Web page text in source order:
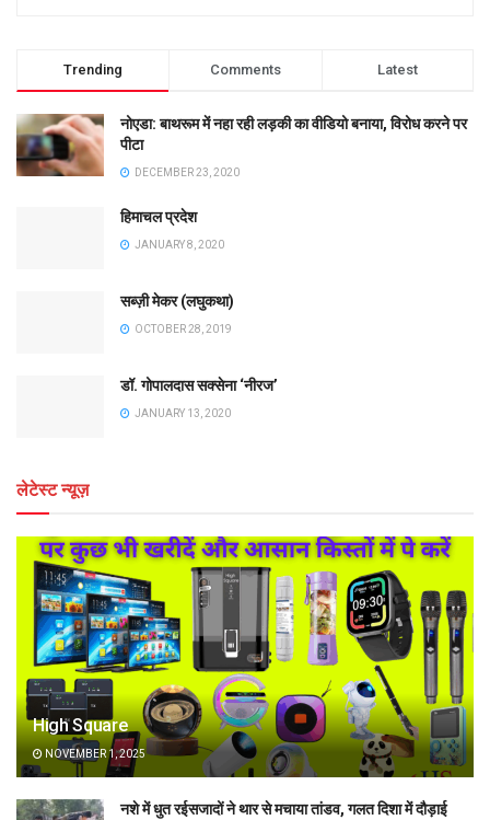
Trending Comments Latest
नोएडा: बाथरूम में नहा रही लड़की का वीडियो बनाया, विरोध करने पर
पीटा
DECEMBER 23, 2020
हिमाचल प्रदेश
JANUARY 8, 2020
सब्ज़ी मेकर (लघुकथा)
OCTOBER 28, 2019
डॉ. गोपालदास सक्सेना ‘नीरज’
JANUARY 13, 2020
लेटेस्ट न्यूज़
High Square
NOVEMBER 1, 2025
नशे में धुत रईसजादों ने थार से मचाया तांडव, गलत दिशा में दौड़ाई